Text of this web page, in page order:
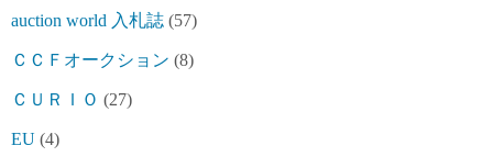
auction world 入札誌 (57)
ＣＣＦオークション (8)
ＣＵＲＩＯ (27)
EU (4)